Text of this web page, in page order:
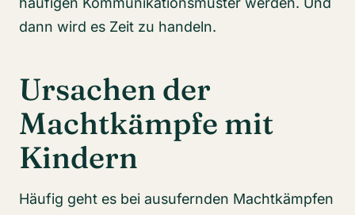
dann wird es Zeit zu handeln.
Ursachen der
Machtkämpfe mit
Kindern
Häufig geht es bei ausufernden Machtkämpfen